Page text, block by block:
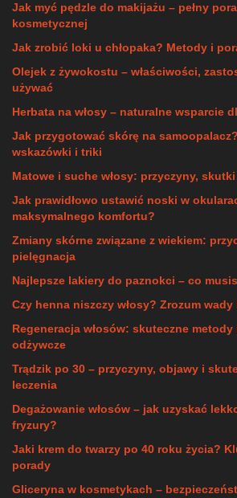
Jak myć pędzle do makijażu – pełny
kosmetycznej
Jak zrobić loki u chłopaka? Metody i
Olejek z żywokostu – właściwości,
używać
Herbata na włosy – naturalne wsparcie
Jak przygotować skórę na
wskazówki i triki
Matowe i suche włosy: przyczyny,
Jak prawidłowo ustawić noski w
maksymalnego komfortu?
Zmiany skórne związane z wiekiem:
pielęgnacja
Najlepsze lakiery do paznokci – co
Czy henna niszczy włosy? Zrozum
Regeneracja włosów: skuteczne metody
odżywcze
Trądzik po 30 – przyczyny, objawy i
leczenia
Degażowanie włosów – jak uzyskać
fryzury?
Jaki krem do twarzy po 40 roku życia?
porady
Gliceryna w kosmetykach –